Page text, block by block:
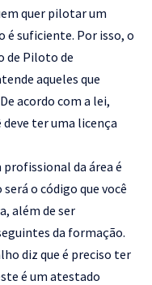
quer pilotar um
suficiente. Por isso, o
de Piloto de
aqueles que
acordo com a lei,
ter uma licença
da área é
o código que você
além de ser
da formação.
diz que é preciso ter
é um atestado